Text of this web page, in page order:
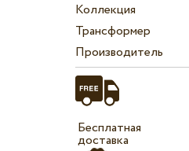
Коллекция
Трансформер
Производитель
Бесплатная
доставка